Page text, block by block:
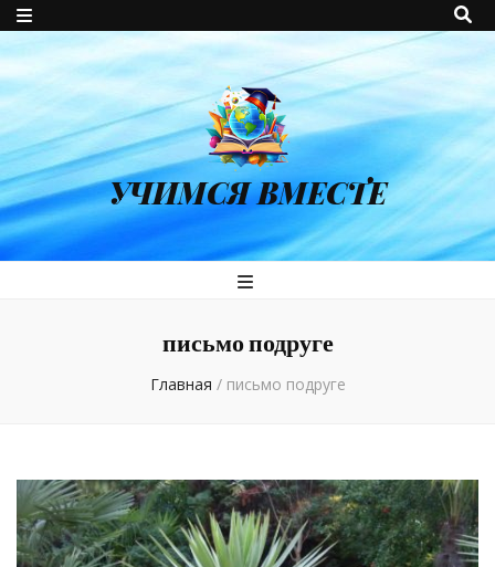
УЧИМСЯ ВМЕСТЕ
письмо подруге
Главная / письмо подруге